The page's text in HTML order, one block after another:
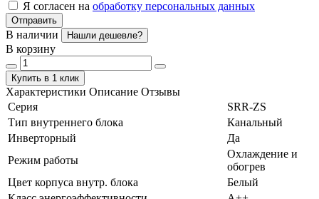
Я согласен на обработку персональных данных
Отправить
В наличии Нашли дешевле?
В корзину
Купить в 1 клик
Характеристики Описание Отзывы
Серия
SRR-ZS
Тип внутреннего блока
Канальный
Инверторный
Да
Режим работы
Охлаждение и
обогрев
Цвет корпуса внутр. блока
Белый